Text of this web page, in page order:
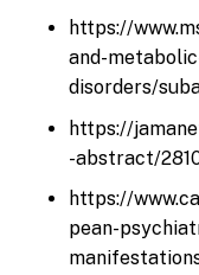
https://
and-
disorders/
https://
-abstract/
https://
pean-